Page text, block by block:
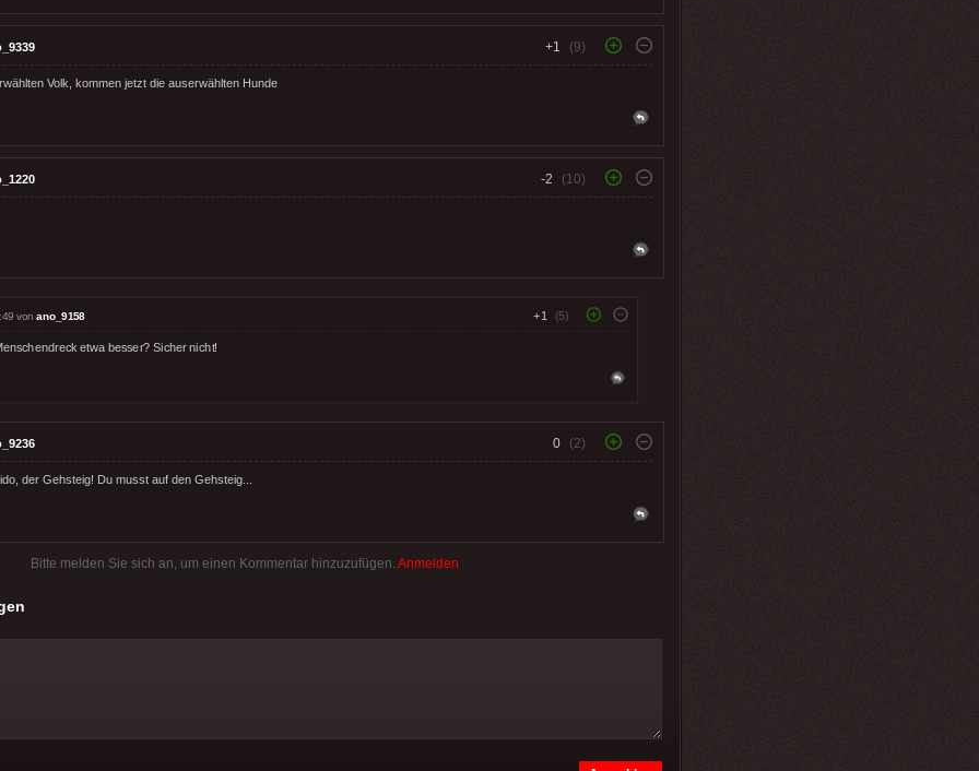
+1 (9)
Volk, kommen jetzt die auserwählten Hunde
-2 (10)
vonano_9158 +1 (5)
etwa besser? Sicher nicht!
0 (2)
der Gehsteig! Du musst auf den Gehsteig...
Bitte melden Sie sich an, um einen Kommentar hinzuzufügen. Anmelden